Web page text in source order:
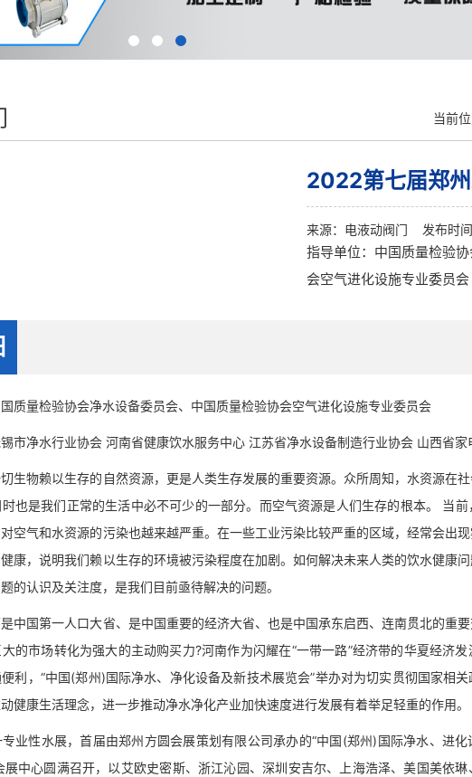
当前
2022第七届郑
来源： 电液动阀门 发布时
指导单位：中国质量检验
会空气进化设施专业委员
量检验协会净水设备委员会、中国质量检验协会空气进化设施专业委员会
净水行业协会 河南省健康饮水服务中心 江苏省净水设备制造行业协会 山西省家
物赖以生存的自然资源，更是人类生存发展的重要资源。众所周知，水资源在
也是我们正常的生活中必不可少的一部分。而空气资源是人们生存的根本。 当
空气和水资源的污染也越来越严重。在一些工业污染比较严重的区域，经常会出
康，说明我们赖以生存的环境被污染程度在加剧。如何解决未来人类的饮水健康
的认识及关注度，是我们目前亟待解决的问题。
国第一人口大省、是中国重要的经济大省、也是中国承东启西、连南贯北的重
的市场转化为强大的主动购买力?河南作为闪耀在“一带一路”经济带的华夏经济
利，“中国(郑州)国际净水、净化设备及新技术展览会”举办对为切实贯彻国家相
健康生活理念，进一步推动净水净化产业加快速度进行发展有着举足轻重的作用。
性水展，首届由郑州方圆会展策划有限公司承办的“中国(郑州)国际净水、进
展中心圆满召开，以艾欧史密斯、浙江沁园、深圳安吉尔、上海浩泽、美国美依